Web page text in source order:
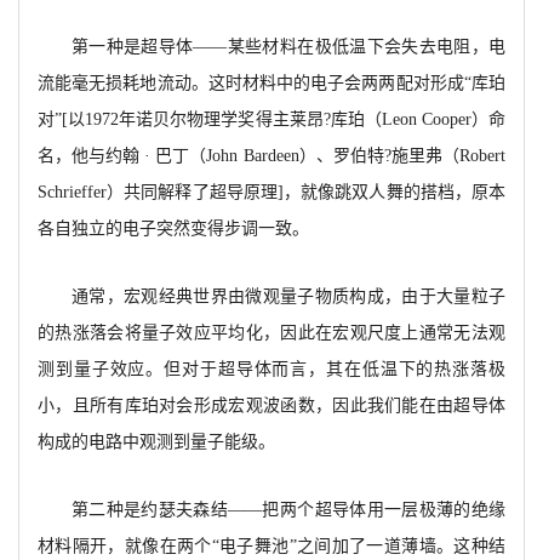
第一种是超导体——某些材料在极低温下会失去电阻，电
流能毫无损耗地流动。这时材料中的电子会两两配对形成“库珀
对”[以1972年诺贝尔物理学奖得主莱昂?库珀（Leon Cooper）命
名，他与约翰 · 巴丁（John Bardeen）、罗伯特?施里弗（Robert
Schrieffer）共同解释了超导原理]，就像跳双人舞的搭档，原本
各自独立的电子突然变得步调一致。
通常，宏观经典世界由微观量子物质构成，由于大量粒子
的热涨落会将量子效应平均化，因此在宏观尺度上通常无法观
测到量子效应。但对于超导体而言，其在低温下的热涨落极
小，且所有库珀对会形成宏观波函数，因此我们能在由超导体
构成的电路中观测到量子能级。
第二种是约瑟夫森结——把两个超导体用一层极薄的绝缘
材料隔开，就像在两个“电子舞池”之间加了一道薄墙。这种结